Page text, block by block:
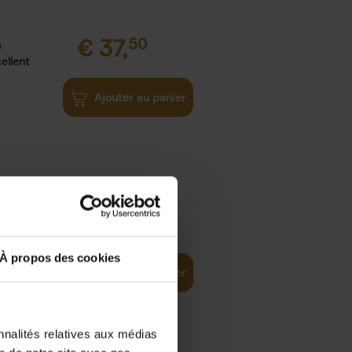
À propos des cookies
relatives aux médias
€ 37,50
Ajouter au panier
world 29,99
Ajouter au panier